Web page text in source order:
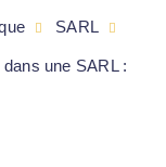
SARL
dans une SARL :